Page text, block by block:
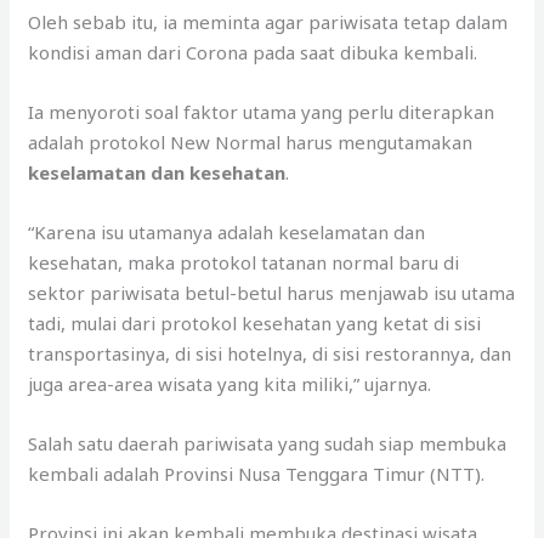
Oleh sebab itu, ia meminta agar pariwisata tetap dalam
kondisi aman dari Corona pada saat dibuka kembali.
Ia menyoroti soal faktor utama yang perlu diterapkan
adalah protokol New Normal harus mengutamakan
keselamatan dan kesehatan.
“Karena isu utamanya adalah keselamatan dan
kesehatan, maka protokol tatanan normal baru di
sektor pariwisata betul-betul harus menjawab isu utama
tadi, mulai dari protokol kesehatan yang ketat di sisi
transportasinya, di sisi hotelnya, di sisi restorannya, dan
juga area-area wisata yang kita miliki,” ujarnya.
Salah satu daerah pariwisata yang sudah siap membuka
kembali adalah Provinsi Nusa Tenggara Timur (NTT).
Provinsi ini akan kembali membuka destinasi wisata